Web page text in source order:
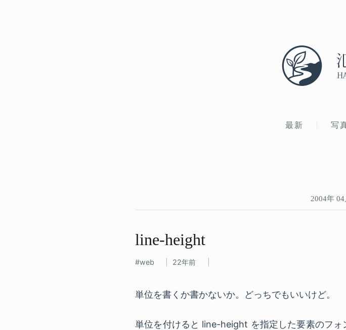
最新 写
2004年
line-height
web 22年前
単位を書くか書かないか。どっちでもいいけど。
単位を付けると line-height を指定した要素のフ